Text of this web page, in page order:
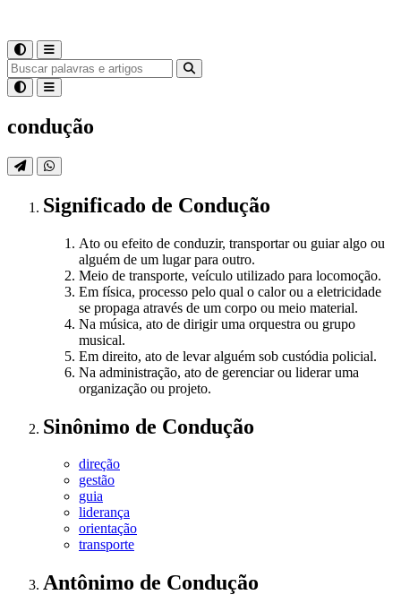
condução
Significado de Condução
Ato ou efeito de conduzir, transportar ou guiar algo ou
alguém de um lugar para outro.
Meio de transporte, veículo utilizado para locomoção.
Em física, processo pelo qual o calor ou a eletricidade
se propaga através de um corpo ou meio material.
Na música, ato de dirigir uma orquestra ou grupo
musical.
Em direito, ato de levar alguém sob custódia policial.
Na administração, ato de gerenciar ou liderar uma
organização ou projeto.
Sinônimo de Condução
direção
gestão
guia
liderança
orientação
transporte
Antônimo de Condução